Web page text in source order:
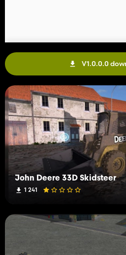
V1.0.0.0
John Deere 33D Skidsteer
1 241